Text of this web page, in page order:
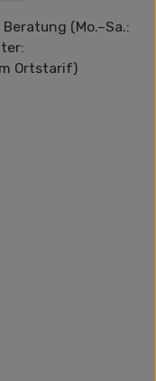
(Mo.–Sa.:
Ortstarif)